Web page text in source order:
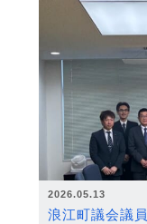
2026.05.13
浪江町議会議